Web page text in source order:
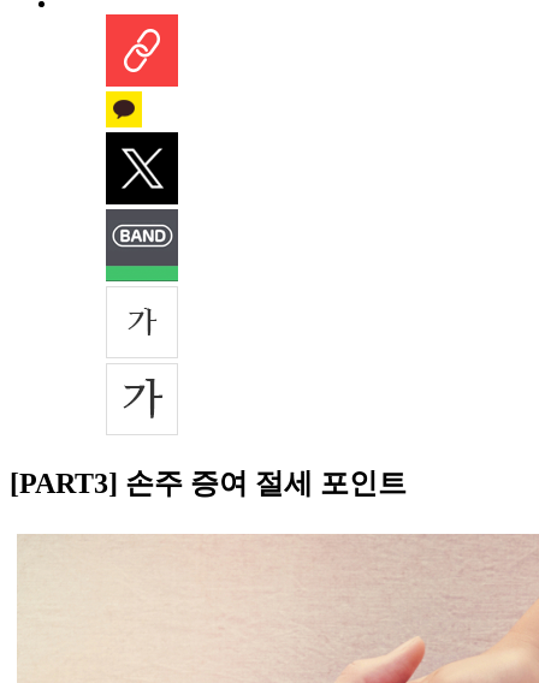
[PART3] 손주 증여 절세 포인트